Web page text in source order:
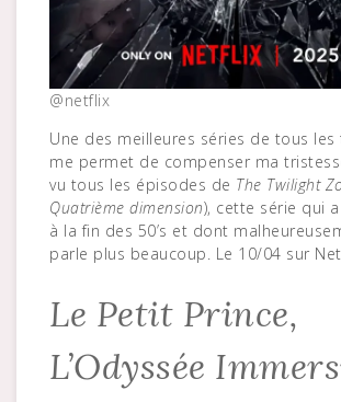
@netflix
Une des meilleures séries de tous
me permet de compenser ma
vu tous les épisodes de The Twilight
Quatrième dimension), cette série qui
à la fin des 50’s et dont
parle plus beaucoup. Le 10/04 sur
Le Petit Prince,
L’Odyssée